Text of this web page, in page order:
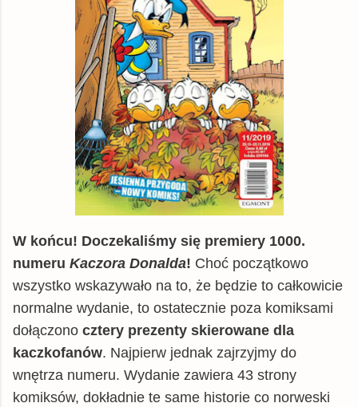
W końcu! Doczekaliśmy się premiery 1000.
numeru Kaczora Donalda! Choć początkowo
wszystko wskazywało na to, że będzie to całkowicie
normalne wydanie, to ostatecznie poza komiksami
dołączono cztery prezenty skierowane dla
kaczkofanów. Najpierw jednak zajrzyjmy do
wnętrza numeru. Wydanie zawiera 43 strony
komiksów, dokładnie te same historie co norweski